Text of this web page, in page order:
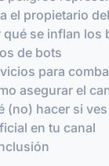
el propietario
qué se inflan los
de bots
para
asegurar el
(no) hacer si
en tu canal